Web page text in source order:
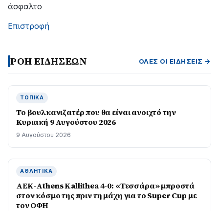
άσφαλτο
Επιστροφή
ΡΟΗ ΕΙΔΗΣΕΩΝ ΌΛΕΣ ΟΙ ΕΙΔΉΣΕΙΣ →
ΤΟΠΙΚΆ
Το βουλκανιζατέρ που θα είναι ανοιχτό την
Κυριακή 9 Αυγούστου 2026
9 Αυγούστου 2026
ΑΘΛΗΤΙΚΆ
ΑΕΚ-Athens Kallithea 4-0: «Τεσσάρα» μπροστά
στον κόσμο της πριν τη μάχη για το Super Cup με
τον ΟΦΗ